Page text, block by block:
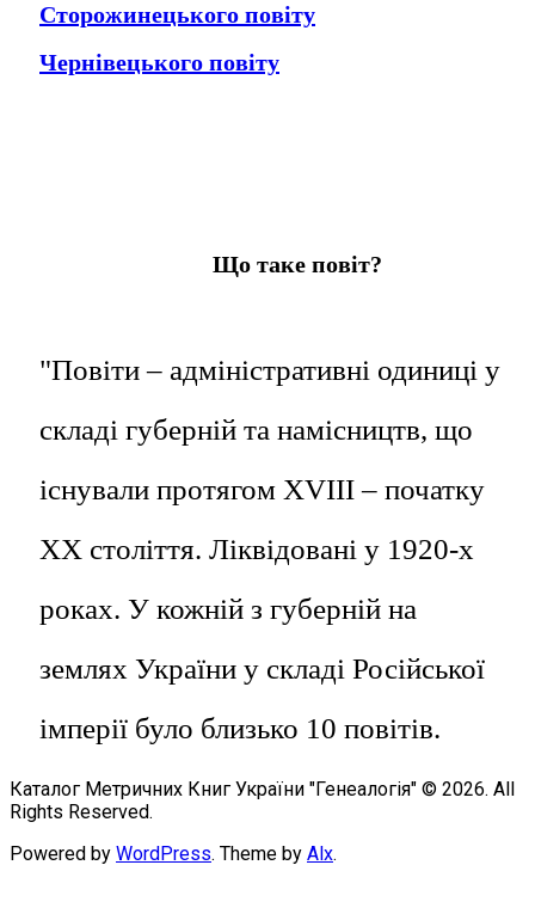
Сторожинецького повіту
Чернівецького повіту
Що таке повіт?
"Повіти – адміністративні одиниці у
складі губерній та намісництв, що
існували протягом XVIII – початку
ХХ століття. Ліквідовані у 1920-х
роках. У кожній з губерній на
землях України у складі Російської
імперії було близько 10 повітів.
Каталог Метричних Книг України "Генеалогія" © 2026. All
Rights Reserved.
Powered by WordPress. Theme by Alx.